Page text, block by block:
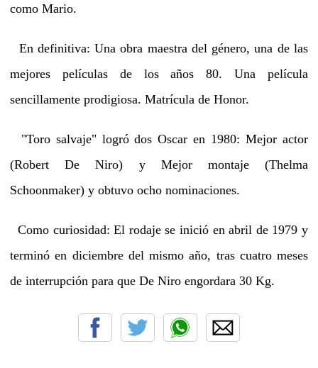
como Mario.
En definitiva: Una obra maestra del género, una de las
mejores películas de los años 80. Una película
sencillamente prodigiosa. Matrícula de Honor.
"Toro salvaje" logró dos Oscar en 1980: Mejor actor
(Robert De Niro) y Mejor montaje (Thelma
Schoonmaker) y obtuvo ocho nominaciones.
Como curiosidad: El rodaje se inició en abril de 1979 y
terminó en diciembre del mismo año, tras cuatro meses
de interrupción para que De Niro engordara 30 Kg.